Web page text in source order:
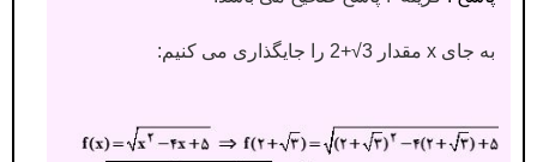
به جای x مقدار 3√+2 را جایگذاری می کنیم: